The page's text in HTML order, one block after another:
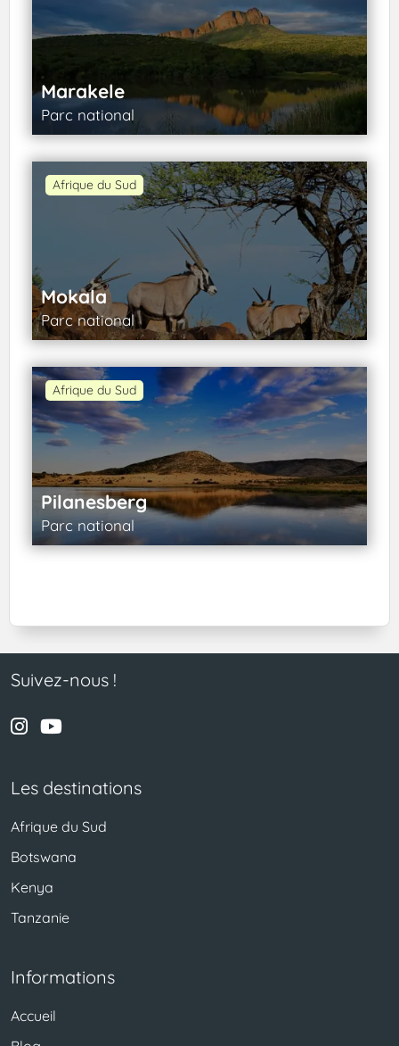
Marakele
Parc national
Afrique du Sud
Mokala
Parc national
Afrique du Sud
Pilanesberg
Parc national
Suivez-nous !
Les destinations
Afrique du Sud
Botswana
Kenya
Tanzanie
Informations
Accueil